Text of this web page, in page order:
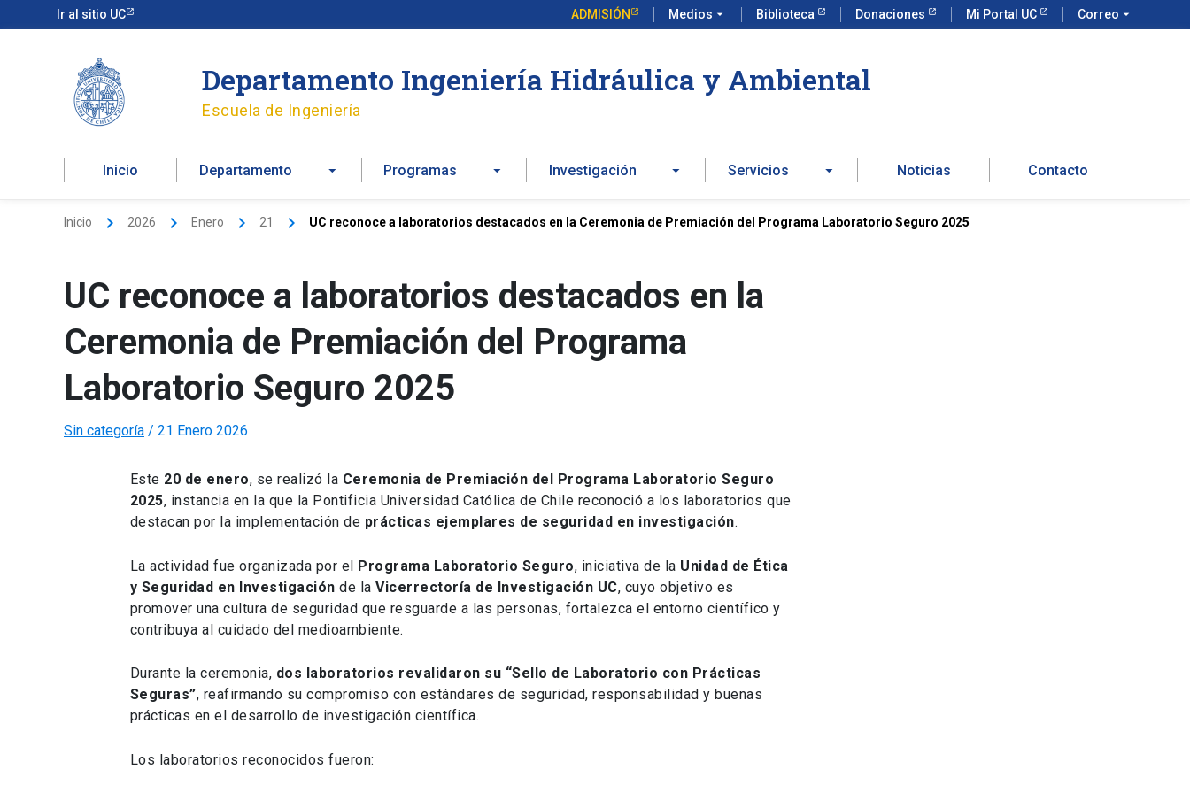
Ir al sitio UC ADMISIÓN Medios arrow_drop_down Biblioteca Donaciones Mi Portal UC Correo arrow_drop_down
al
Departamento Ingeniería Hidráulica y Ambiental
Escuela de Ingeniería
Inicio Departamento Programas Investigación Servicios Noticias Contacto
Inicio 2026 Enero 21 UC reconoce a laboratorios destacados en la Ceremonia de Premiación del Programa Laboratorio Seguro 2025
UC reconoce a laboratorios destacados en la
Ceremonia de Premiación del Programa
Laboratorio Seguro 2025
Sin categoría / 21 Enero 2026
Este 20 de enero, se realizó la Ceremonia de Premiación del Programa Laboratorio Seguro
2025, instancia en la que la Pontificia Universidad Católica de Chile reconoció a los laboratorios que
destacan por la implementación de prácticas ejemplares de seguridad en investigación.
La actividad fue organizada por el Programa Laboratorio Seguro, iniciativa de la Unidad de Ética
y Seguridad en Investigación de laVicerrectoría de Investigación UC, cuyo objetivo es
promover una cultura de seguridad que resguarde a las personas, fortalezca el entorno científico y
contribuya al cuidado del medioambiente.
Durante la ceremonia, dos laboratorios revalidaron su “Sello de Laboratorio con Prácticas
Seguras”, reafirmando su compromiso con estándares de seguridad, responsabilidad y buenas
prácticas en el desarrollo de investigación científica.
Los laboratorios reconocidos fueron: